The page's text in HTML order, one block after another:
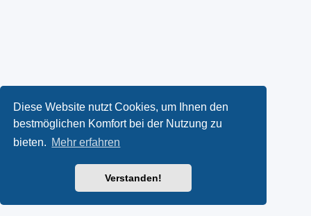
Diese Website nutzt Cookies, um Ihnen den
bestmöglichen Komfort bei der Nutzung zu
bieten. Mehr erfahren
Verstanden!